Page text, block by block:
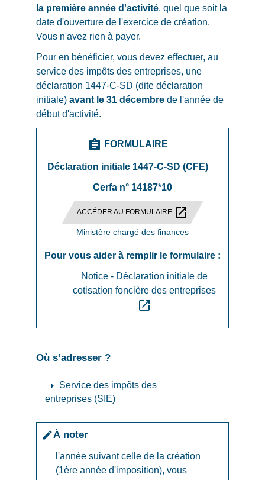
la première année d'activité, quel que soit la
date d'ouverture de l'exercice de création.
Vous n'avez rien à payer.
Pour en bénéficier, vous devez effectuer, au
service des impôts des entreprises, une
déclaration 1447-C-SD (dite déclaration
initiale)avant le 31 décembre de l'année de
début d'activité.
assignment FORMULAIRE
Déclaration initiale 1447-C-SD (CFE)
Cerfa n° 14187*10
ACCÉDER AU FORMULAIRE open_in_new
Ministère chargé des finances
Pour vous aider à remplir le formulaire :
Notice - Déclaration initiale de
cotisation foncière des entreprises
open_in_new
Où s’adresser ?
arrow_right Service des impôts des
entreprises (SIE)
editÀ noter
l'année suivant celle de la création
(1ère année d'imposition), vous